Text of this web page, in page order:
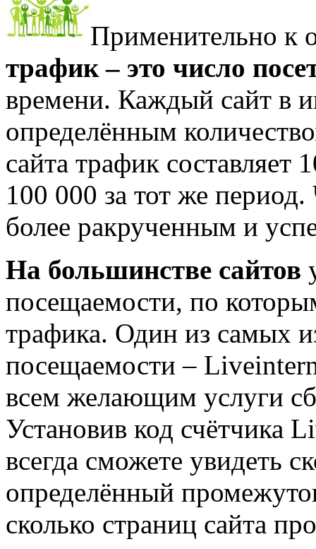
Применительно к
трафик – это число
времени. Каждый сайт в
определённым
сайта трафик составляет
100 000 за тот же
более ракрученным и
На большинстве сайтов
посещаемости, по
трафика. Один из самых
посещаемости –
всем желающим услуги
Установив код счётчика
всегда сможете увидеть
определённый
сколько страниц сайта